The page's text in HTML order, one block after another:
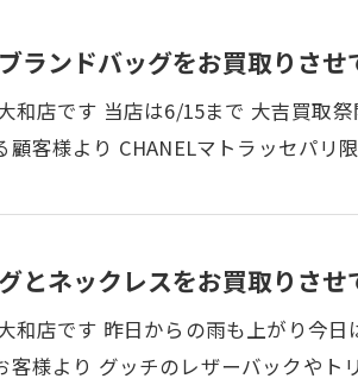
ランドバッグをお買取りさせ
和店です 当店は6/15まで 大吉買取
顧客様より CHANELマトラッセパリ
とネックレスをお買取りさせ
和店です 昨日からの雨も上がり今
客様より グッチのレザーバックやト